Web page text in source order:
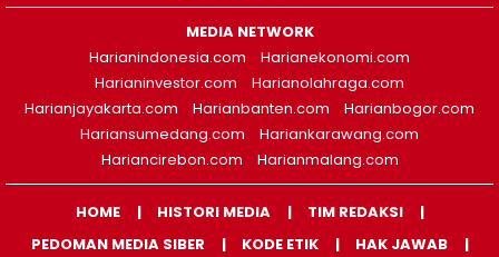
MEDIA NETWORK
Harianindonesia.com
Harianekonomi.com
Harianinvestor.com
Harianolahraga.com
Harianjayakarta.com
Harianbanten.com
Harianbogor.com
Hariansumedang.com
Hariankarawang.com
Hariancirebon.com
Harianmalang.com
HOME HISTORI MEDIA
TIM REDAKSI
PEDOMAN MEDIA SIBER
KODE ETIK
HAK JAWAB